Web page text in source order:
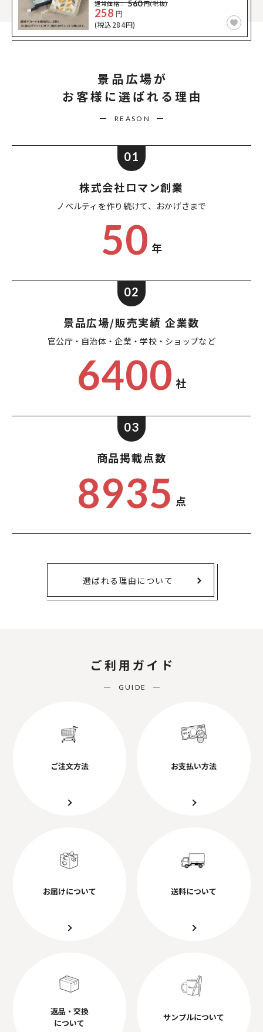
通常価格： 560円(税抜)
258 円
(税込284円)
景品広場が
お客様に選ばれる理由
REASON
01
株式会社ロマン創業
ノベルティを作り続けて、 おかげさまで
50 年
02
景品広場/販売実績 企業数
官公庁・自治体・企業・学校・ショップなど
6400 社
03
商品掲載点数
8935 点
選ばれる理由について
ご利用ガイド
GUIDE
ご注文方法 お支払い方法
お届けについて 送料について
返品・交換
について
サンプルについて